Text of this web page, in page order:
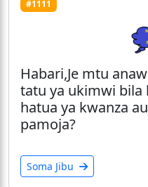
#1111
Habari,Je mtu
tatu ya ukimwi bila
hatua ya kwanza
pamoja?
Soma Jibu